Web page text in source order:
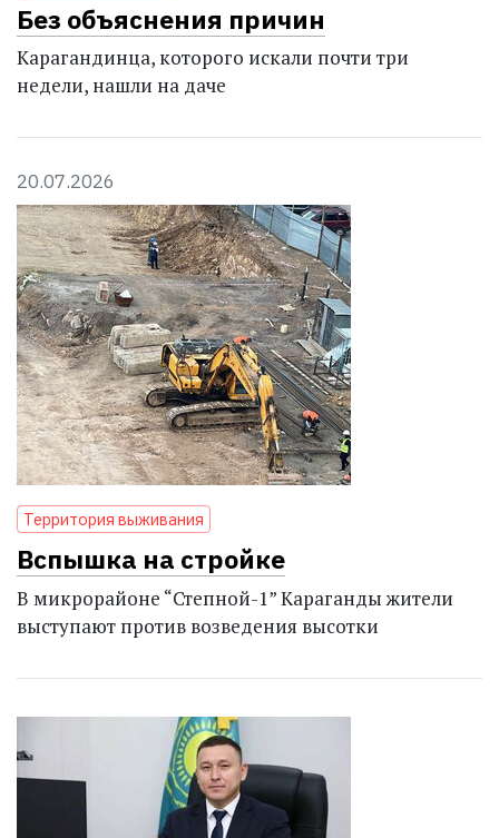
Без объяснения причин
Карагандинца, которого искали почти три
недели, нашли на даче
20.07.2026
Территория выживания
Вспышка на стройке
В микрорайоне “Степной-1” Караганды жители
выступают против возведения высотки